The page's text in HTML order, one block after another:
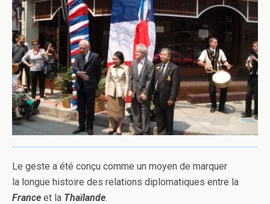
Le geste a été conçu comme un moyen de marquer
la longue histoire des relations diplomatiques entre la
France et la Thaïlande.